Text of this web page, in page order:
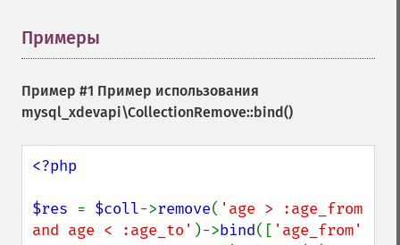
Примеры
Пример #1 Пример использования
mysql_xdevapi\CollectionRemove::bind()
<?php
$res = $coll->remove( 'age > :age_from
and age < :age_to' )->bind([